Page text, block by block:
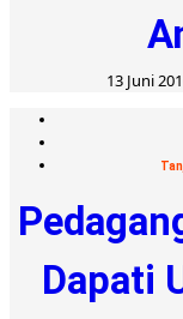
13 Juni
Dapati